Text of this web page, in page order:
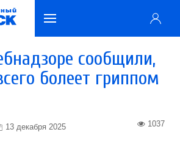
сообщили,
болеет гриппом
13 декабря 2025 1037